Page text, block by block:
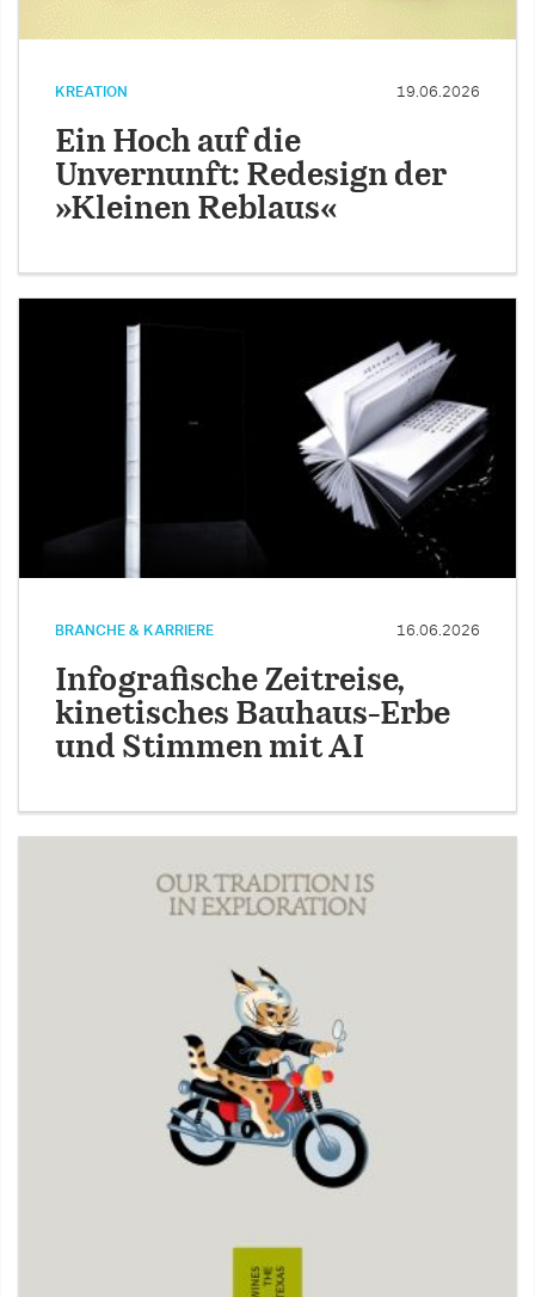
KREATION 19.06.2026
Ein Hoch auf die
Unvernunft: Redesign der
»Kleinen Reblaus«
BRANCHE & KARRIERE 16.06.2026
Infografische Zeitreise,
kinetisches Bauhaus-Erbe
und Stimmen mit AI